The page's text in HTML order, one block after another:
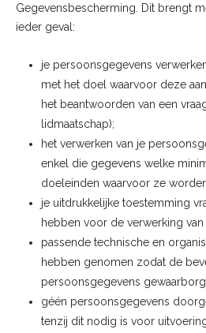
Gegevensbescherming. Dit brengt
ieder geval:
je persoonsgegevens
met het doel waarvoor deze
het beantwoorden van een
lidmaatschap);
het verwerken van je
enkel die gegevens welke
doeleinden waarvoor ze
je uitdrukkelijke toestemming
hebben voor de verwerking
passende technische en
hebben genomen zodat de
persoonsgegevens
géén persoonsgegevens
tenzij dit nodig is voor